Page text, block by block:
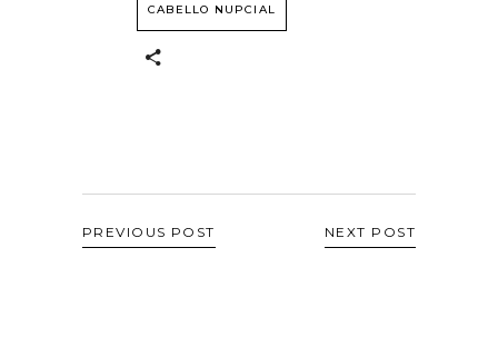
CABELLO NUPCIAL
PREVIOUS POST NEXT POST